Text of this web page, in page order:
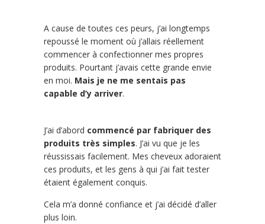
A cause de toutes ces peurs, j’ai longtemps
repoussé le moment où j’allais réellement
commencer à confectionner mes propres
produits. Pourtant j’avais cette grande envie
en moi. Mais je ne me sentais pas
capable d’y arriver.
J’ai d’abord commencé par fabriquer des
produits très simples. J’ai vu que je les
réussissais facilement. Mes cheveux adoraient
ces produits, et les gens à qui j’ai fait tester
étaient également conquis.
Cela m’a donné confiance et j’ai décidé d’aller
plus loin.